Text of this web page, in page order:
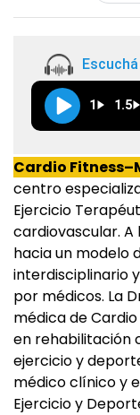
1 1.5
Cardio
centro
Ejercicio
cardiovascular. A
hacia un modelo
interdisciplinario
por médicos. La
médica de
en rehabilitación
ejercicio y
médico clínico y
Ejercicio y